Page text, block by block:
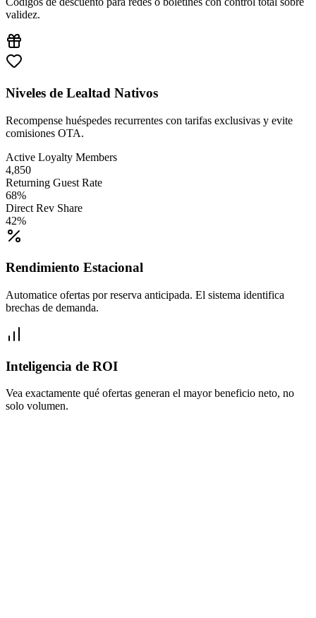
validez.
Niveles de Lealtad Nativos
Recompense huéspedes recurrentes con tarifas exclusivas y evite
comisiones OTA.
Active Loyalty Members
4,850
Returning Guest Rate
68%
Direct Rev Share
42%
Rendimiento Estacional
Automatice ofertas por reserva anticipada. El sistema identifica
brechas de demanda.
Inteligencia de ROI
Vea exactamente qué ofertas generan el mayor beneficio neto, no
solo volumen.